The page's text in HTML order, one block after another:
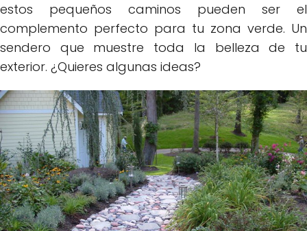
estos pequeños caminos pueden ser el
complemento perfecto para tu zona verde. Un
sendero que muestre toda la belleza de tu
exterior. ¿Quieres algunas ideas?